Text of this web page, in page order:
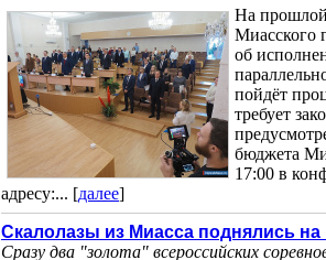
На прошлой
Миасского
об
пойдёт
требует
бюджета
17:00 в
адресу:... [далее]
Скалолазы из Миасса поднялись на
Сразу два "золота" всероссийских